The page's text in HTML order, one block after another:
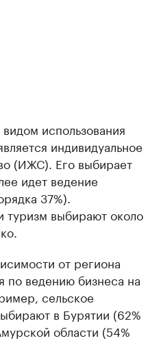
использования
индивидуальное
(ИЖС). Его выбирает
идет ведение
37%).
туризм выбирают около
от региона
по ведению бизнеса на
сельское
в Бурятии (62%
области (54%